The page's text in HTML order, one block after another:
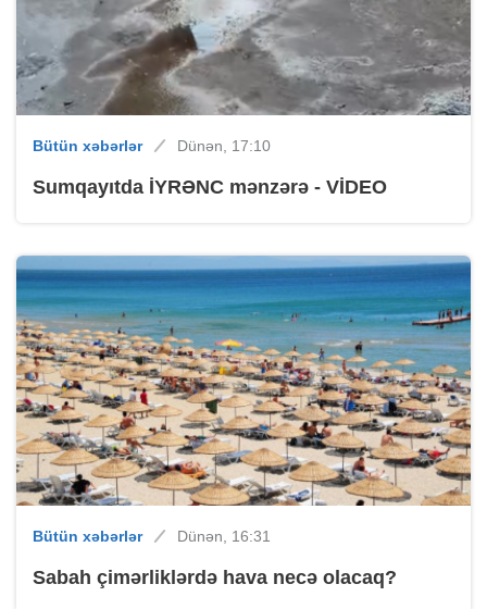
Bütün xəbərlər Dünən, 17:10
Sumqayıtda İYRƏNC mənzərə - VİDEO
Bütün xəbərlər Dünən, 16:31
Sabah çimərliklərdə hava necə olacaq?